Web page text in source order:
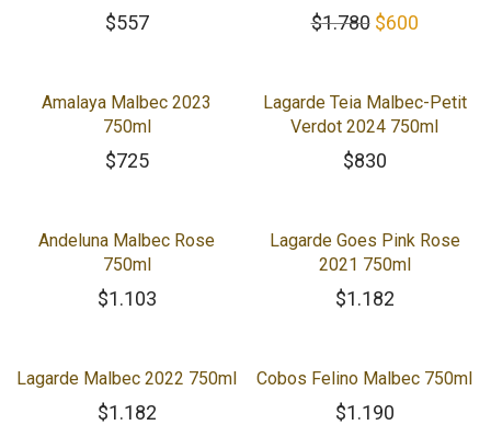
$557 $1.780 El precio
$600El
Amalaya Malbec 2023
750ml
$725
Lagarde Teia Malbec-Petit
Verdot 2024 750ml
$830
Andeluna Malbec Rose
750ml
$1.103
Lagarde Goes Pink Rose
2021 750ml
$1.182
Lagarde Malbec 2022 750ml
$1.182
Cobos Felino Malbec 750ml
$1.190